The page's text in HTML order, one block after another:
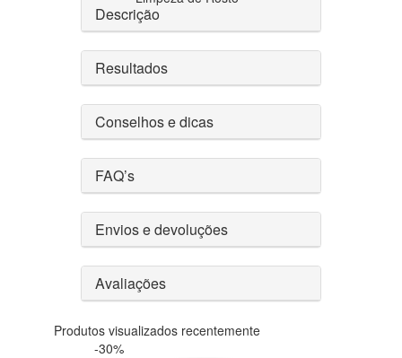
Descrição
Resultados
Conselhos e dicas
FAQ’s
Envios e devoluções
Avaliações
Produtos visualizados recentemente
-30%